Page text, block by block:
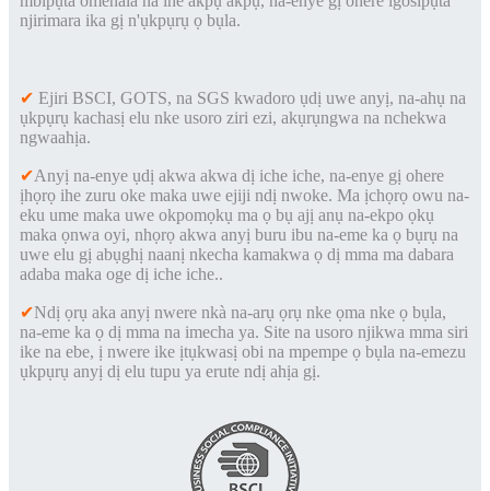
njirimara ika gị n'ụkpụrụ ọ bụla.
✔ Ejiri BSCI, GOTS, na SGS kwadoro ụdị uwe anyị, na-ahụ na
ụkpụrụ kachasị elu nke usoro ziri ezi, akụrụngwa na nchekwa
ngwaahịa.
✔Anyị na-enye ụdị akwa akwa dị iche iche, na-enye gị ohere
ịhọrọ ihe zuru oke maka uwe ejiji ndị nwoke. Ma ịchọrọ owu na-
eku ume maka uwe okpomọkụ ma ọ bụ ajị anụ na-ekpo ọkụ
maka ọnwa oyi, nhọrọ akwa anyị buru ibu na-eme ka ọ bụrụ na
uwe elu gị abụghị naanị nkecha kamakwa ọ dị mma ma dabara
adaba maka oge dị iche iche..
✔Ndị ọrụ aka anyị nwere nkà na-arụ ọrụ nke ọma nke ọ bụla,
na-eme ka ọ dị mma na imecha ya. Site na usoro njikwa mma siri
ike na ebe, ị nwere ike ịtụkwasị obi na mpempe ọ bụla na-emezu
ụkpụrụ anyị dị elu tupu ya erute ndị ahịa gị.